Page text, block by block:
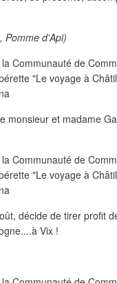
Pomme d'Api)
monsieur et madame
décide de tirer profit
Vix !